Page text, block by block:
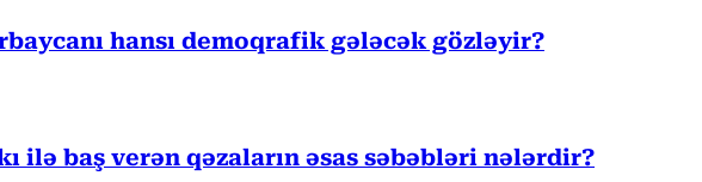
hansı demoqrafik gələcək gözləyir?
ilə baş verən qəzaların əsas səbəbləri nələrdir?